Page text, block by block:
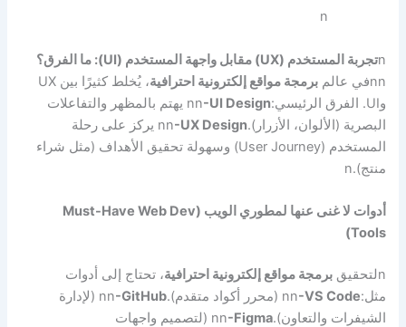
n
nتجربة المستخدم (UX) مقابل واجهة المستخدم (UI): ما الفرق؟
nnفي عالمبرمجة مواقع إلكترونية احترافية
، يُخلط كثيرًا بين UX
وUI. الفرق الرئيسي:
nn-UI Design
يهتم بالمظهر والتفاعلات
البصرية (الألوان، الأزرار).
nn-UX Design
يركز على رحلة
المستخدم (User Journey) وسهولة تحقيق الأهداف (مثل شراء
منتج).n
أدوات لا غنى عنها لمطوري الويب (Must-Have Web Dev
Tools)
nلتحقيقبرمجة مواقع إلكترونية احترافية، تحتاج إلى أدوات
مثل:
nn-VS Code (محرر أكواد متقدم). nn-GitHub
(لإدارة
الشيفرات والتعاون).
nn-Figma
(لتصميم واجهات